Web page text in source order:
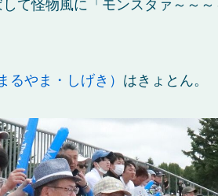
て怪物風に「モンスタァ～～
るやま・しげき） はきょとん。